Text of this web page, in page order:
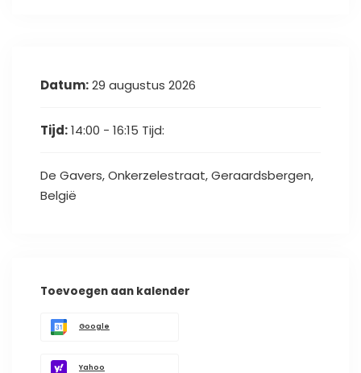
Datum:29 augustus 2026
Tijd:14:00 - 16:15 Tijd:
De Gavers, Onkerzelestraat, Geraardsbergen,
België
Toevoegen aan kalender
Google
Yahoo